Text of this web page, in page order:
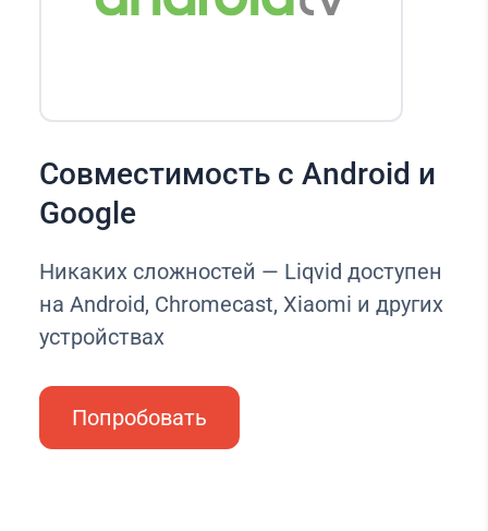
Совместимость с Android и
Google
Никаких сложностей — Liqvid доступен
на Android, Chromecast, Xiaomi и других
устройствах
Попробовать